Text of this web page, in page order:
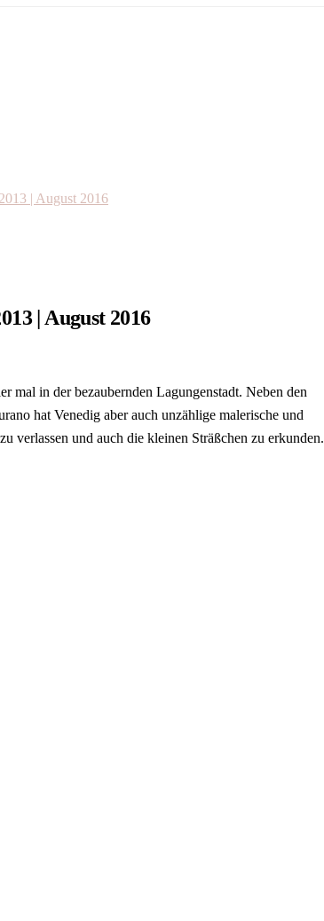
| August 2016
| August 2016
mal in der bezaubernden Lagungenstadt. Neben den
hat Venedig aber auch unzählige malerische und
verlassen und auch die kleinen Sträßchen zu erkunden.